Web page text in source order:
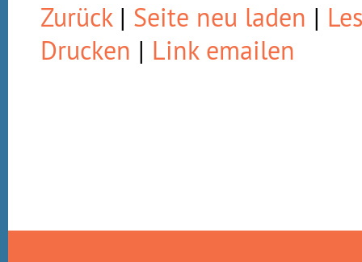
Zurück| Seite neu laden |
Drucken | Link emailen